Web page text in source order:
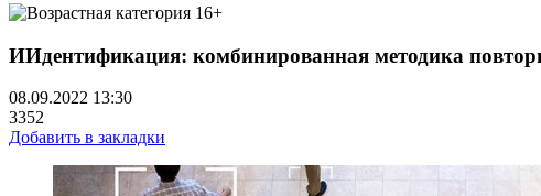
ИИдентификация: комбинированная методика
08.09.2022 13:30
3352
Добавить в закладки